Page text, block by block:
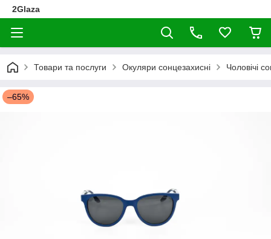
2Glaza
Товари та послуги Окуляри сонцезахисні Чоловічі
–65%